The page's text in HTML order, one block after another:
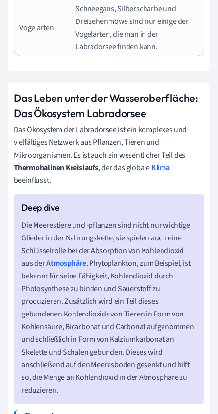
Vogelarten
Schneegans, Silberscharbe und
Dreizehenmöwe sind nur einige der
Vogelarten, die man in der
Labradorsee finden kann.
Das Leben unter der Wasseroberfläche:
Das Ökosystem Labradorsee
Das Ökosystem der Labradorsee ist ein komplexes und
vielfältiges Netzwerk aus Pflanzen, Tieren und
Mikroorganismen. Es ist auch ein wesentlicher Teil des
Thermohalinen Kreislaufs, der das globaleKlima
beeinflusst.
Die Meerestiere und -pflanzen sind nicht nur wichtige
Glieder in der Nahrungskette, sie spielen auch eine
Schlüsselrolle bei der Absorption von Kohlendioxid
aus derAtmosphäre. Phytoplankton, zum Beispiel, ist
bekannt für seine Fähigkeit, Kohlendioxid durch
Photosynthese zu binden und Sauerstoff zu
produzieren. Zusätzlich wird ein Teil dieses
gebundenen Kohlendioxids von Tieren in Form von
Kohlensäure, Bicarbonat und Carbonat aufgenommen
und schließlich in Form von Kalziumkarbonat an
Skelette und Schalen gebunden. Dieses wird
anschließend auf den Meeresboden gesenkt und hilft
so, die Menge an Kohlendioxid in der Atmosphäre zu
reduzieren.